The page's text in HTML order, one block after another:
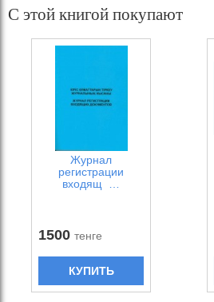
С этой книгой покупают
Журнал
регистрации
входящ …
1500тенге
КУПИТЬ